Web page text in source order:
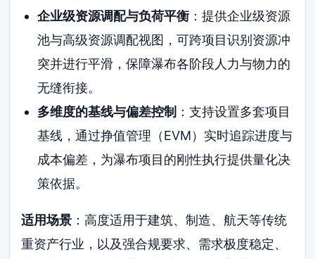
企业级资源调配与负荷平衡：提供企业级资源
池与高级资源调配视图，可跨项目识别资源冲
突并进行平滑，保障瀑布各阶段人力与物力的
无缝衔接。
多维度的基线与偏差控制 ：支持设置多套项目
基线，通过挣值管理（EVM）实时追踪进度与
成本偏差，为瀑布项目的刚性执行提供量化决
策依据。
适用场景 ：高度适用于建筑、制造、航天等传统
重资产行业，以及强合规要求、需求极度稳定、